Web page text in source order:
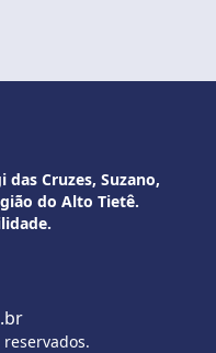
Cruzes, Suzano,
do Alto Tietê.